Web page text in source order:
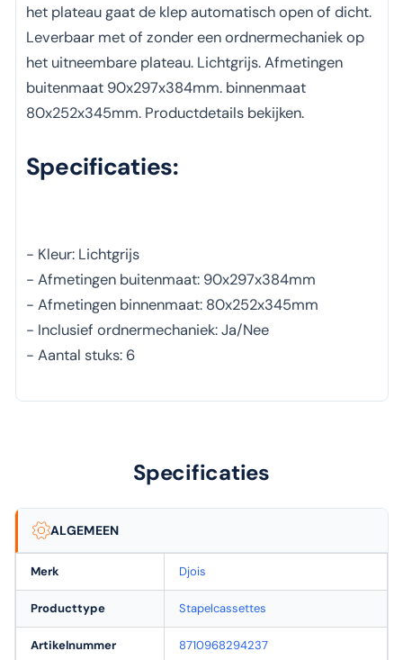
het plateau gaat de klep automatisch open of dicht.
Leverbaar met of zonder een ordnermechaniek op
het uitneembare plateau. Lichtgrijs. Afmetingen
buitenmaat 90x297x384mm. binnenmaat
80x252x345mm. Productdetails bekijken.
Specificaties:
- Kleur: Lichtgrijs
- Afmetingen buitenmaat: 90x297x384mm
- Afmetingen binnenmaat: 80x252x345mm
- Inclusief ordnermechaniek: Ja/Nee
- Aantal stuks: 6
Specificaties
ALGEMEEN
Merk Djois
Producttype Stapelcassettes
Artikelnummer 8710968294237